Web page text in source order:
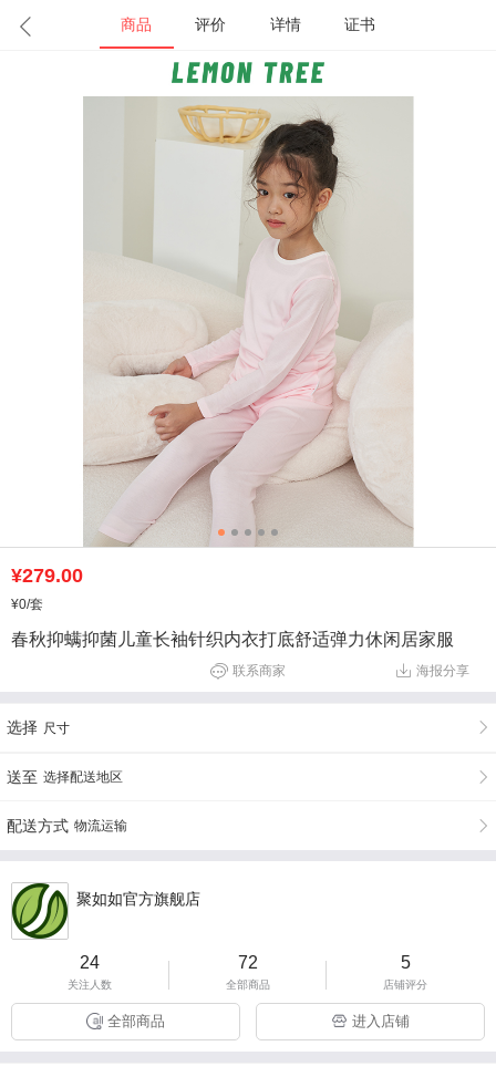
商品 评价 详情 证书
¥279.00
¥0/套
春秋抑螨抑菌儿童长袖针织内衣打底舒适弹力休闲居家服
联系商家 海报分享
选择 尺寸
送至 选择配送地区
配送方式 物流运输
聚如如官方旗舰店
24
关注人数
72
全部商品
5
店铺评分
全部商品 进入店铺